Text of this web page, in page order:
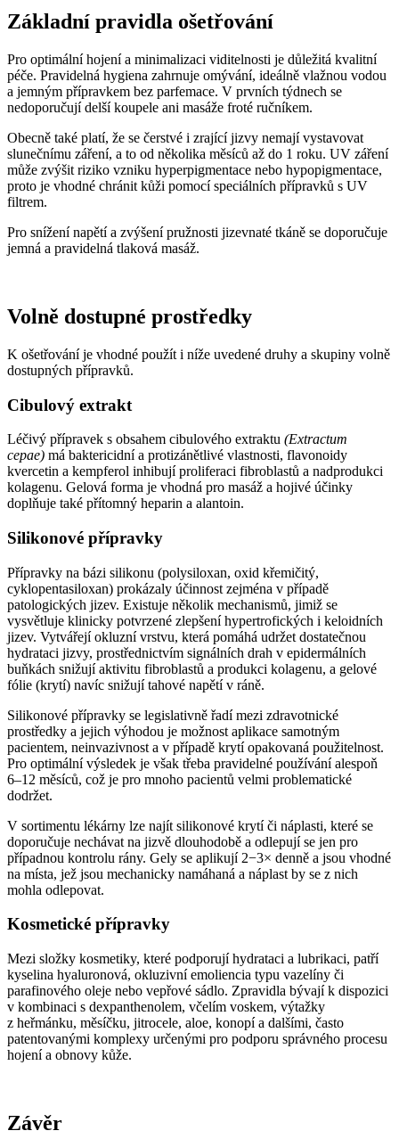
Základní pravidla ošetřování
Pro optimální hojení a minimalizaci viditelnosti je důležitá kvalitní
péče. Pravidelná hygiena zahrnuje omývání, ideálně vlažnou vodou
a jemným přípravkem bez parfemace. V prvních týdnech se
nedoporučují delší koupele ani masáže froté ručníkem.
Obecně také platí, že se čerstvé i zrající jizvy nemají vystavovat
slunečnímu záření, a to od několika měsíců až do 1 roku. UV záření
může zvýšit riziko vzniku hyperpigmentace nebo hypopigmentace,
proto je vhodné chránit kůži pomocí speciálních přípravků s UV
filtrem.
Pro snížení napětí a zvýšení pružnosti jizevnaté tkáně se doporučuje
jemná a pravidelná tlaková masáž.
Volně dostupné prostředky
K ošetřování je vhodné použít i níže uvedené druhy a skupiny volně
dostupných přípravků.
Cibulový extrakt
Léčivý přípravek s obsahem cibulového extraktu (Extractum
cepae) má baktericidní a protizánětlivé vlastnosti, flavonoidy
kvercetin a kempferol inhibují proliferaci fibroblastů a nadprodukci
kolagenu. Gelová forma je vhodná pro masáž a hojivé účinky
doplňuje také přítomný heparin a alantoin.
Silikonové přípravky
Přípravky na bázi silikonu (polysiloxan, oxid křemičitý,
cyklopentasiloxan) prokázaly účinnost zejména v případě
patologických jizev. Existuje několik mechanismů, jimiž se
vysvětluje klinicky potvrzené zlepšení hypertrofických i keloidních
jizev. Vytvářejí okluzní vrstvu, která pomáhá udržet dostatečnou
hydrataci jizvy, prostřednictvím signálních drah v epidermálních
buňkách snižují aktivitu fibroblastů a produkci kolagenu, a gelové
fólie (krytí) navíc snižují tahové napětí v ráně.
Silikonové přípravky se legislativně řadí mezi zdravotnické
prostředky a jejich výhodou je možnost aplikace samotným
pacientem, neinvazivnost a v případě krytí opakovaná použitelnost.
Pro optimální výsledek je však třeba pravidelné používání alespoň
6–12 měsíců, což je pro mnoho pacientů velmi problematické
dodržet.
V sortimentu lékárny lze najít silikonové krytí či náplasti, které se
doporučuje nechávat na jizvě dlouhodobě a odlepují se jen pro
případnou kontrolu rány. Gely se aplikují 2−3× denně a jsou vhodné
na místa, jež jsou mechanicky namáhaná a náplast by se z nich
mohla odlepovat.
Kosmetické přípravky
Mezi složky kosmetiky, které podporují hydrataci a lubrikaci, patří
kyselina hyaluronová, okluzivní emoliencia typu vazelíny či
parafinového oleje nebo vepřové sádlo. Zpravidla bývají k dispozici
v kombinaci s dexpanthenolem, včelím voskem, výtažky
z heřmánku, měsíčku, jitrocele, aloe, konopí a dalšími, často
patentovanými komplexy určenými pro podporu správného procesu
hojení a obnovy kůže.
Závěr